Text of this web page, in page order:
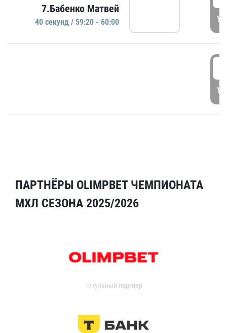
7.Бабенко Матвей
40 секунд / 59:20 - 60:00
ПАРТНЁРЫ OLIMPBET ЧЕМПИОНАТА
МХЛ СЕЗОНА 2025/2026
Титульный партнер